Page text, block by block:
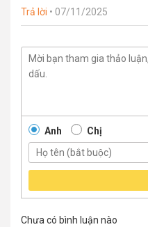
Trả lời • 07/11/2025
Anh Chị
Chưa có bình luận nào